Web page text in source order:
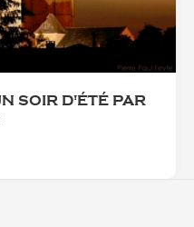
SOIR D'ÉTÉ PAR